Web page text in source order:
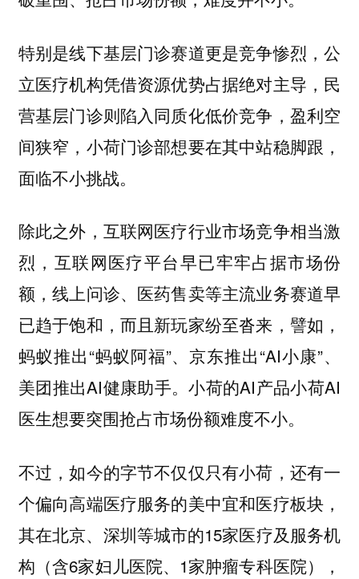
特别是线下基层门诊赛道更是竞争惨烈，公
立医疗机构凭借资源优势占据绝对主导，民
营基层门诊则陷入同质化低价竞争，盈利空
间狭窄，小荷门诊部想要在其中站稳脚跟，
面临不小挑战。
除此之外，互联网医疗行业市场竞争相当激
烈，互联网医疗平台早已牢牢占据市场份
额，线上问诊、医药售卖等主流业务赛道早
已趋于饱和，而且新玩家纷至沓来，譬如，
蚂蚁推出“蚂蚁阿福”、京东推出“AI小康”、
美团推出AI健康助手。小荷的AI产品小荷AI
医生想要突围抢占市场份额难度不小。
不过，如今的字节不仅仅只有小荷，还有一
个偏向高端医疗服务的美中宜和医疗板块，
其在北京、深圳等城市的15家医疗及服务机
构（含6家妇儿医院、1家肿瘤专科医院），